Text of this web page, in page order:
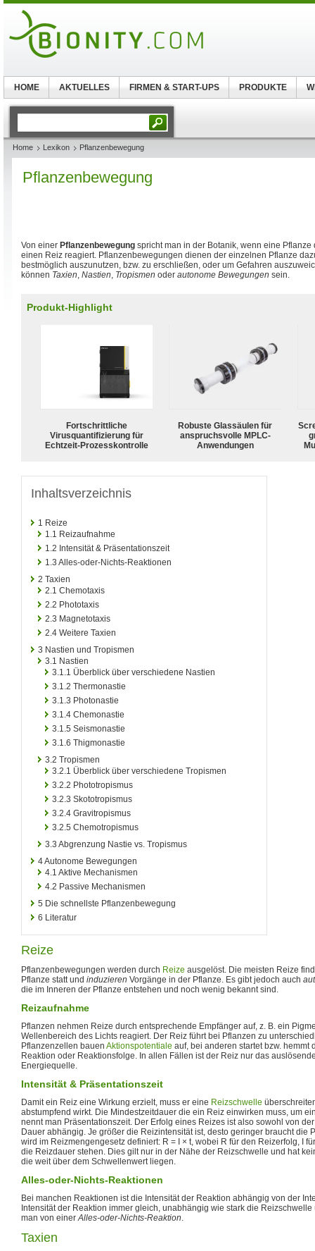
Home Lexikon Pflanzenbewegung
Pflanzenbewegung
Von einer Pflanzenbewegung spricht man in der Botanik, wenn eine
einen Reiz reagiert. Pflanzenbewegungen dienen der einzelnen Pflanze
bestmöglich auszunutzen, bzw. zu erschließen, oder um Gefahren
können Taxien, Nastien, Tropismen oder autonome Bewegungen sein.
Produkt-Highlight
Fortschrittliche
Virusquantifizierung für
Echtzeit-Prozesskontrolle
Robuste Glassäulen für
anspruchsvolle MPLC-
Anwendungen
Inhaltsverzeichnis
1 Reize
1.1 Reizaufnahme
1.2 Intensität & Präsentationszeit
1.3 Alles-oder-Nichts-Reaktionen
2 Taxien
2.1 Chemotaxis
2.2 Phototaxis
2.3 Magnetotaxis
2.4 Weitere Taxien
3 Nastien und Tropismen
3.1 Nastien
3.1.1 Überblick über verschiedene Nastien
3.1.2 Thermonastie
3.1.3 Photonastie
3.1.4 Chemonastie
3.1.5 Seismonastie
3.1.6 Thigmonastie
3.2 Tropismen
3.2.1 Überblick über verschiedene Tropismen
3.2.2 Phototropismus
3.2.3 Skototropismus
3.2.4 Gravitropismus
3.2.5 Chemotropismus
3.3 Abgrenzung Nastie vs. Tropismus
4Autonome Bewegungen
4.1 Aktive Mechanismen
4.2 Passive Mechanismen
5 Die schnellste Pflanzenbewegung
6 Literatur
Reize
Pflanzenbewegungen werden durch Reize ausgelöst. Die meisten Reize
Pflanze statt und induzieren Vorgänge in der Pflanze. Es gibt jedoch auch
die im Inneren der Pflanze entstehen und noch wenig bekannt sind.
Reizaufnahme
Pflanzen nehmen Reize durch entsprechende Empfänger auf, z. B. ein
Wellenbereich des Lichts reagiert. Der Reiz führt bei Pflanzen zu
Pflanzenzellen bauen Aktionspotentiale auf, bei anderen startet bzw. hemmt
Reaktion oder Reaktionsfolge. In allen Fällen ist der Reiz nur das
Energiequelle.
Intensität & Präsentationszeit
Damit ein Reiz eine Wirkung erzielt, muss er eine Reizschwelle
abstumpfend wirkt. Die Mindestzeitdauer die ein Reiz einwirken muss, um
nennt man Präsentationszeit. Der Erfolg eines Reizes ist also sowohl von
Dauer abhängig. Je größer die Reizintensität ist, desto geringer braucht die
wird im Reizmengengesetz definiert: R = I × t, wobei R für den Reizerfolg, I
die Reizdauer stehen. Dies gilt nur in der Nähe der Reizschwelle und hat
die weit über dem Schwellenwert liegen.
Alles-oder-Nichts-Reaktionen
Bei manchen Reaktionen ist die Intensität der Reaktion abhängig von der
Intensität der Reaktion immer gleich, unabhängig wie stark die
man von einerAlles-oder-Nichts-Reaktion.
Taxien
HOME AKTUELLES FIRMEN & START-UPS PRODUKTE